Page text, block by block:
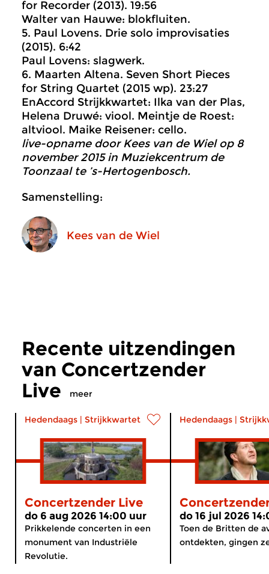
for Recorder (2013). 19:56
Walter van Hauwe: blokfluiten.
5. Paul Lovens. Drie solo improvisaties
(2015). 6:42
Paul Lovens: slagwerk.
6. Maarten Altena. Seven Short Pieces
for String Quartet (2015 wp). 23:27
EnAccord Strijkkwartet: Ilka van der Plas,
Helena Druwé: viool. Meintje de Roest:
altviool. Maike Reisener: cello.
live-opname door Kees van de Wiel op 8
november 2015 in Muziekcentrum de
Toonzaal te ’s-Hertogenbosch.
Samenstelling:
Kees van de Wiel
Recente uitzendingen
van Concertzender
Live
meer
Hedendaags | Strijkkwartet
Concertzender Live
do 6 aug 2026 14:00 uur
Prikkelende concerten in een
monument van Industriële
Revolutie.
Hedendaags |
do 16 jul 2026
Toen de Britten de
ontdekten, gingen